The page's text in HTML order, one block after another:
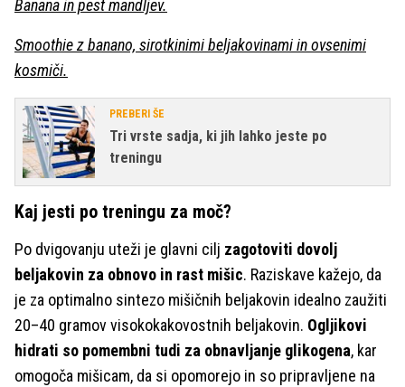
Banana in pest mandljev.
Smoothie z banano, sirotkinimi beljakovinami in ovsenimi
kosmiči.
PREBERI ŠE
Tri vrste sadja, ki jih lahko jeste po
treningu
Kaj jesti po treningu za moč?
Po dvigovanju uteži je glavni cilj zagotoviti dovolj
beljakovin za obnovo in rast mišic. Raziskave kažejo, da
je za optimalno sintezo mišičnih beljakovin idealno zaužiti
20–40 gramov visokokakovostnih beljakovin. Ogljikovi
hidrati so pomembni tudi za obnavljanje glikogena, kar
omogoča mišicam, da si opomorejo in so pripravljene na